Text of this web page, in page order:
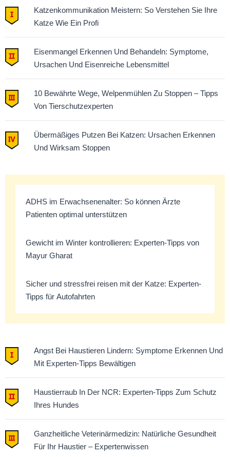
Katzenkommunikation Meistern: So Verstehen Sie Ihre
Katze Wie Ein Profi
Eisenmangel Erkennen Und Behandeln: Symptome,
Ursachen Und Eisenreiche Lebensmittel
10 Bewährte Wege, Welpenmühlen Zu Stoppen – Tipps
Von Tierschutzexperten
Übermäßiges Putzen Bei Katzen: Ursachen Erkennen
Und Wirksam Stoppen
ADHS im Erwachsenenalter: So können Ärzte
Patienten optimal unterstützen
Gewicht im Winter kontrollieren: Experten-Tipps von
Mayur Gharat
Sicher und stressfrei reisen mit der Katze: Experten-
Tipps für Autofahrten
Angst Bei Haustieren Lindern: Symptome Erkennen Und
Mit Experten-Tipps Bewältigen
Haustierraub In Der NCR: Experten-Tipps Zum Schutz
Ihres Hundes
Ganzheitliche Veterinärmedizin: Natürliche Gesundheit
Für Ihr Haustier – Expertenwissen